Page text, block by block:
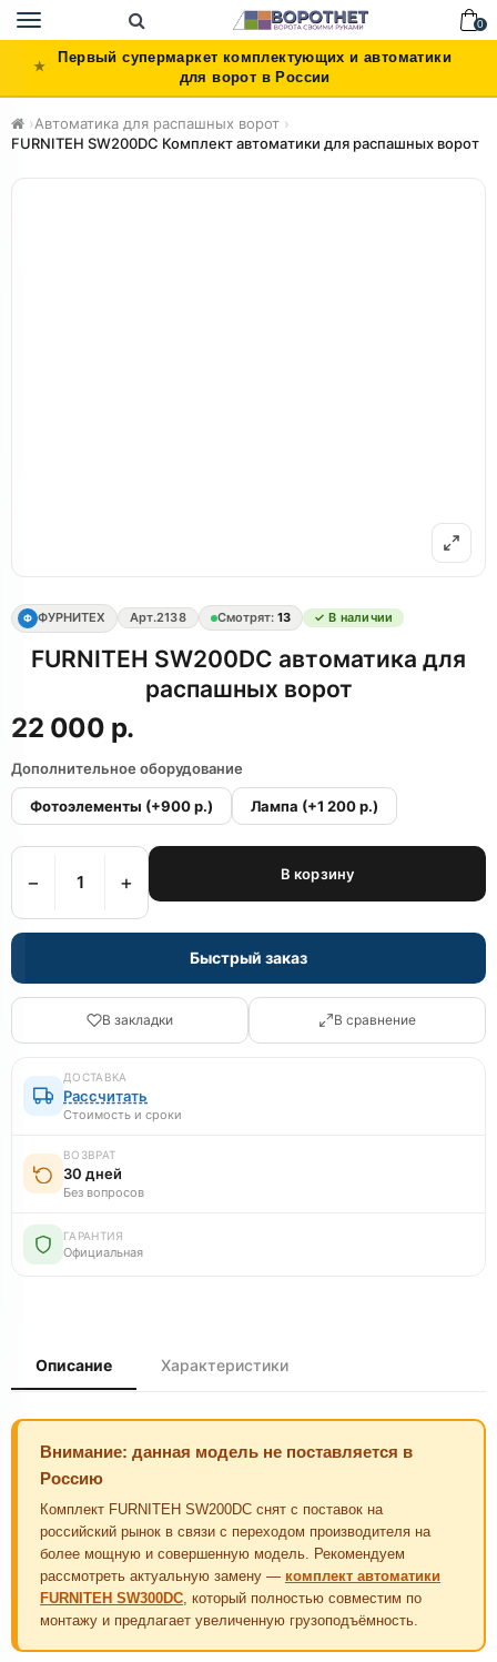
Toggle
navigation
0
Первый супермаркет комплектующих и автоматики
для ворот в России
›Автоматика для распашных ворот ›
FURNITEH SW200DC Комплект автоматики для распашных ворот
Ф ФУРНИТЕХ Арт.2138 Смотрят: 13 ✓ В наличии
FURNITEH SW200DC автоматика для
распашных ворот
22 000 р.
Дополнительное оборудование
Фотоэлементы (+900 р.) Лампа (+1 200 р.)
− + В корзину
Быстрый заказ
В закладки В сравнение
ДОСТАВКА
Рассчитать
Стоимость и сроки
ВОЗВРАТ
30 дней
Без вопросов
ГАРАНТИЯ
Официальная
Описание Характеристики
Внимание: данная модель не поставляется в
Россию
Комплект FURNITEH SW200DC снят с поставок на
российский рынок в связи с переходом производителя на
более мощную и совершенную модель. Рекомендуем
рассмотреть актуальную замену — комплект автоматики
FURNITEH SW300DC , который полностью совместим по
монтажу и предлагает увеличенную грузоподъёмность.